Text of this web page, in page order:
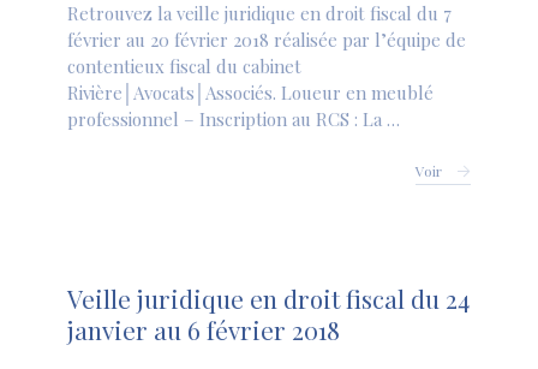
Retrouvez la veille juridique en droit fiscal du 7
février au 20 février 2018 réalisée par l’équipe de
contentieux fiscal du cabinet
Rivière│Avocats│Associés. Loueur en meublé
professionnel – Inscription au RCS : La …
Voir
Veille juridique en droit fiscal du 24
janvier au 6 février 2018